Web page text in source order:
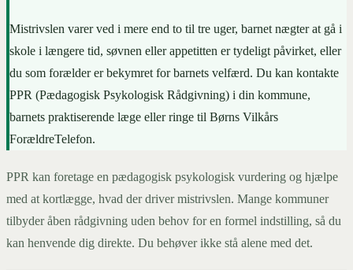
Mistrivslen varer ved i mere end to til tre uger, barnet nægter at gå i
skole i længere tid, søvnen eller appetitten er tydeligt påvirket, eller
du som forælder er bekymret for barnets velfærd. Du kan kontakte
PPR (Pædagogisk Psykologisk Rådgivning) i din kommune,
barnets praktiserende læge eller ringe til Børns Vilkårs
ForældreTelefon.
PPR kan foretage en pædagogisk psykologisk vurdering og hjælpe
med at kortlægge, hvad der driver mistrivslen. Mange kommuner
tilbyder åben rådgivning uden behov for en formel indstilling, så du
kan henvende dig direkte. Du behøver ikke stå alene med det.